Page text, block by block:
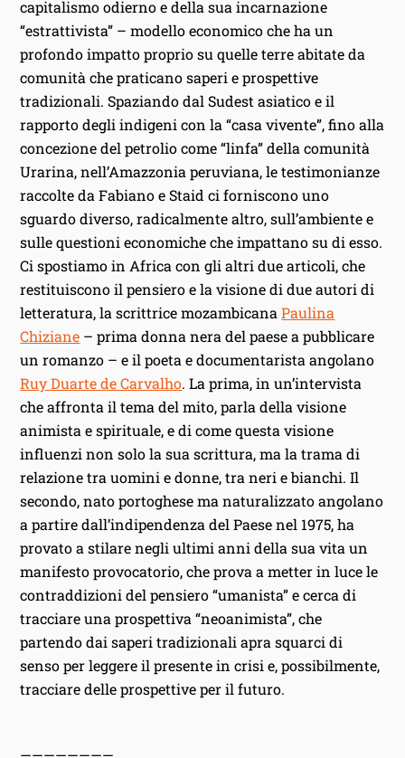
capitalismo odierno e della sua incarnazione
“estrattivista” – modello economico che ha un
profondo impatto proprio su quelle terre abitate da
comunità che praticano saperi e prospettive
tradizionali. Spaziando dal Sudest asiatico e il
rapporto degli indigeni con la “casa vivente”, fino alla
concezione del petrolio come “linfa” della comunità
Urarina, nell’Amazzonia peruviana, le testimonianze
raccolte da Fabiano e Staid ci forniscono uno
sguardo diverso, radicalmente altro, sull’ambiente e
sulle questioni economiche che impattano su di esso.
Ci spostiamo in Africa con gli altri due articoli, che
restituiscono il pensiero e la visione di due autori di
letteratura, la scrittrice mozambicanaPaulina
Chiziane – prima donna nera del paese a pubblicare
un romanzo – e il poeta e documentarista angolano
Ruy Duarte de Carvalho. La prima, in un’intervista
che affronta il tema del mito, parla della visione
animista e spirituale, e di come questa visione
influenzi non solo la sua scrittura, ma la trama di
relazione tra uomini e donne, tra neri e bianchi. Il
secondo, nato portoghese ma naturalizzato angolano
a partire dall’indipendenza del Paese nel 1975, ha
provato a stilare negli ultimi anni della sua vita un
manifesto provocatorio, che prova a metter in luce le
contraddizioni del pensiero “umanista” e cerca di
tracciare una prospettiva “neoanimista”, che
partendo dai saperi tradizionali apra squarci di
senso per leggere il presente in crisi e, possibilmente,
tracciare delle prospettive per il futuro.